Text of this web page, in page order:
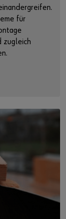
für
zugleich